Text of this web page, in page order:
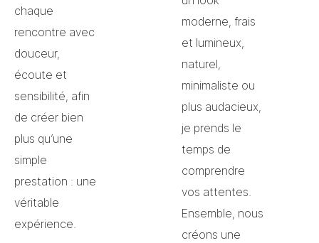
chaque
rencontre avec
douceur,
écoute et
sensibilité, afin
de créer bien
plus qu’une
simple
prestation : une
véritable
expérience.
moderne, frais
et lumineux,
naturel,
minimaliste ou
plus audacieux,
je prends le
temps de
comprendre
vos attentes.
Ensemble, nous
créons une